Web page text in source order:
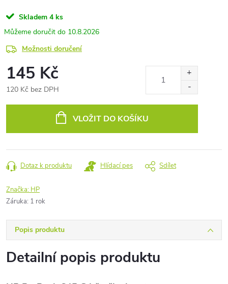
Skladem 4 ks
10.8.2026
Možnosti doručení
145 Kč
120 Kč bez DPH
VLOŽIT DO KOŠÍKU
Dotaz k produktu Hlídací pes Sdílet
Značka: HP
Záruka: 1 rok
Popis produktu
Detailní popis produktu